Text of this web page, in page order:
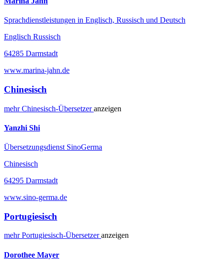
Sprachdienstleistungen in Englisch, Russisch und Deutsch
Englisch Russisch
64285 Darmstadt
www.marina-jahn.de
Chinesisch
mehrChinesisch-Übersetzeranzeigen
Yanzhi Shi
Übersetzungsdienst SinoGerma
Chinesisch
64295 Darmstadt
www.sino-germa.de
Portugiesisch
mehrPortugiesisch-Übersetzeranzeigen
Dorothee Mayer